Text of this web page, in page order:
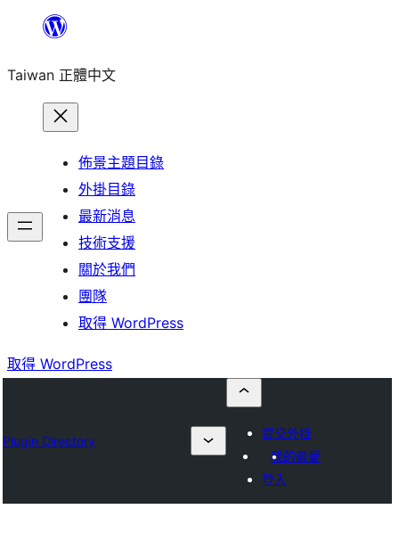
主
Taiwan 正體中文
佈景主題目錄
外掛目錄
最新消息
技術支援
關於我們
團隊
取得 WordPress
取得 WordPress
Plugin Directory
提交外掛
我的最愛
登入